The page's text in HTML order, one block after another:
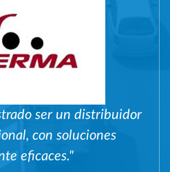
ser un distribuidor
con soluciones
eficaces."